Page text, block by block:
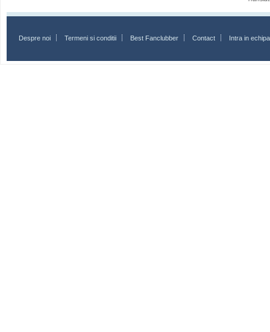
Despre noi Termeni si conditii Best Fanclubber Contact Intra in